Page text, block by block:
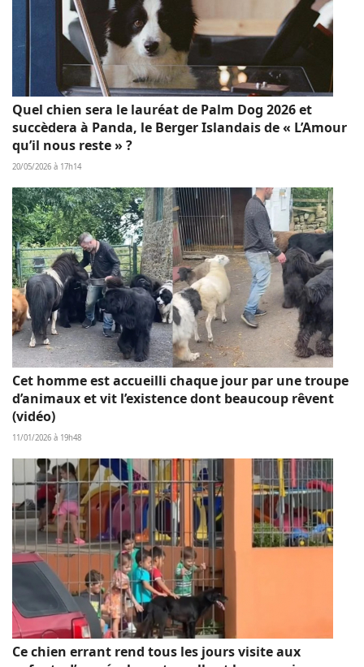
Quel chien sera le lauréat de Palm Dog 2026 et
succèdera à Panda, le Berger Islandais de « L’Amour
qu’il nous reste » ?
20/05/2026 à 17h14
Cet homme est accueilli chaque jour par une troupe
d’animaux et vit l’existence dont beaucoup rêvent
(vidéo)
11/01/2026 à 19h48
Ce chien errant rend tous les jours visite aux